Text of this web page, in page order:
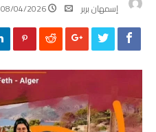
إسمهان بربر 08/04/2026